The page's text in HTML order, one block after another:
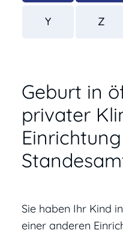
Y Z
Geburt in
privater
Sie haben Ihr Kind
einer anderen